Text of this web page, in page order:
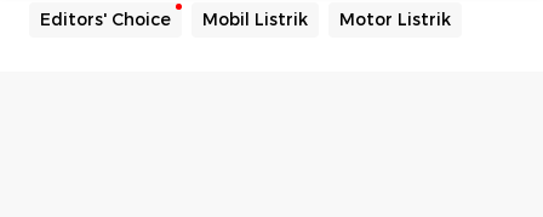
Editors' Choice Mobil Listrik Motor Listrik